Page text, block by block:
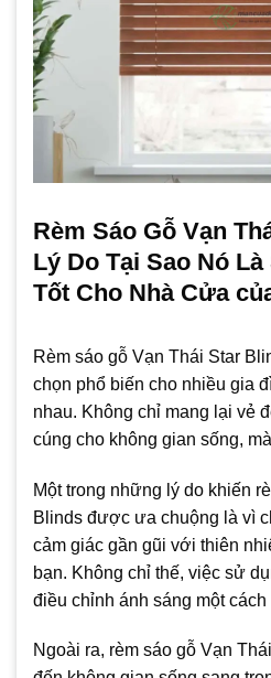
Rèm Sáo Gỗ Vạn
Lý Do Tại Sao Nó
Tốt Cho Nhà Cửa
Rèm sáo gỗ Vạn Thái Star
chọn phổ biến cho nhiều gia
nhau. Không chỉ mang lại vẻ
cúng cho không gian sống,
Một trong những lý do khiến
Blinds được ưa chuộng là vì
cảm giác gần gũi với thiên
bạn. Không chỉ thế, việc sử
điều chỉnh ánh sáng một
Ngoài ra, rèm sáo gỗ Vạn